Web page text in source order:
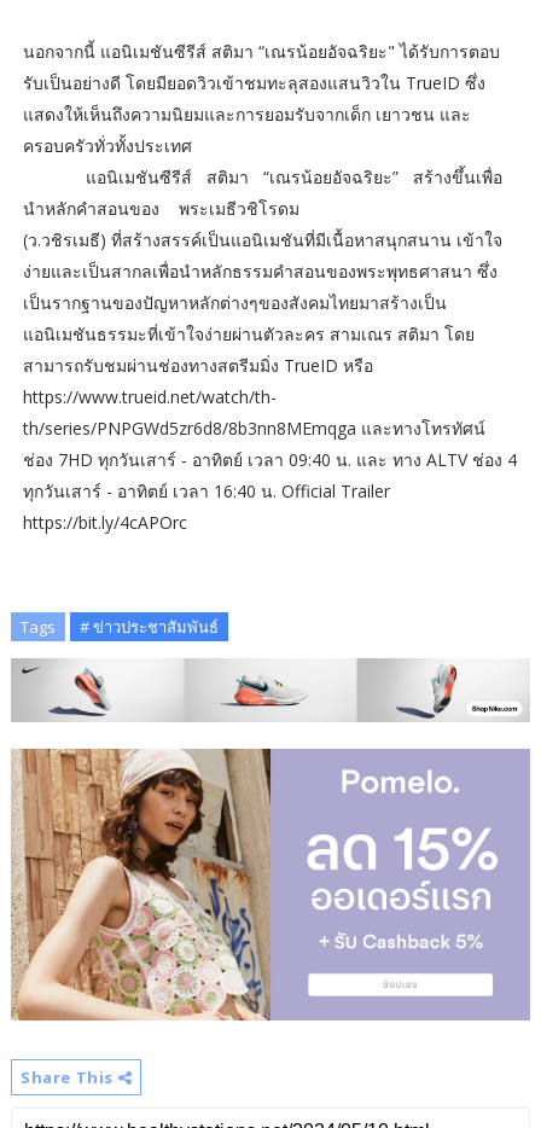
นอกจากนี้ แอนิเมชันซีรีส์ สติมา “เณรน้อยอัจฉริยะ" ได้รับการตอบ
รับเป็นอย่างดี โดยมียอดวิวเข้าชมทะลุสองแสนวิวใน TrueID ซึ่ง
แสดงให้เห็นถึงความนิยมและการยอมรับจากเด็ก เยาวชน และ
ครอบครัวทั่วทั้งประเทศ
แอนิเมชันซีรีส์ สติมา “เณรน้อยอัจฉริยะ” สร้างขึ้นเพื่อ
นำหลักคำสอนของ พระเมธีวชิโรดม
(ว.วชิรเมธี) ที่สร้างสรรค์เป็นแอนิเมชันที่มีเนื้อหาสนุกสนาน เข้าใจ
ง่ายและเป็นสากลเพื่อนำหลักธรรมคำสอนของพระพุทธศาสนา ซึ่ง
เป็นรากฐานของปัญหาหลักต่างๆของสังคมไทยมาสร้างเป็น
แอนิเมชันธรรมะที่เข้าใจง่ายผ่านตัวละคร สามเณร สติมา โดย
สามารถรับชมผ่านช่องทางสตรีมมิ่ง TrueID หรือ
https://www.trueid.net/watch/th-
th/series/PNPGWd5zr6d8/8b3nn8MEmqga และทางโทรทัศน์
ช่อง 7HD ทุกวันเสาร์ - อาทิตย์ เวลา 09:40 น. และ ทาง ALTV ช่อง 4
ทุกวันเสาร์ - อาทิตย์ เวลา 16:40 น. Official Trailer
https://bit.ly/4cAPOrc
Tags # ข่าวประชาสัมพันธ์
Share This